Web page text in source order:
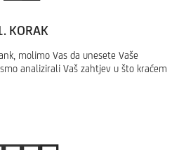
KORAK
molimo Vas da unesete Vaše
analizirali Vaš zahtjev u što kraćem